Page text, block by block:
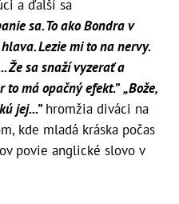
a ďalší sa
sa. To ako Bondra v
Lezie mi to na nervy.
Že sa snaží vyzerať a
to má opačný efekt.” „Bože,
jej...”hromžia diváci na
kde mladá kráska počas
povie anglické slovo v